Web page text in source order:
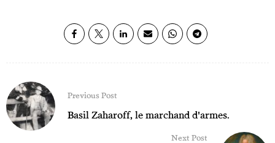
Previous Post
Basil Zaharoff, le marchand d'armes.
Next Post